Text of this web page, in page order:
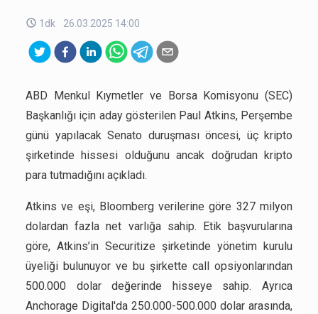
1dk 26.03.2025 14:00
ABD Menkul Kıymetler ve Borsa Komisyonu (SEC)
Başkanlığı için aday gösterilen Paul Atkins, Perşembe
günü yapılacak Senato duruşması öncesi, üç kripto
şirketinde hissesi olduğunu ancak doğrudan kripto
para tutmadığını açıkladı.
Atkins ve eşi, Bloomberg verilerine göre 327 milyon
dolardan fazla net varlığa sahip. Etik başvurularına
göre, Atkins’in Securitize şirketinde yönetim kurulu
üyeliği bulunuyor ve bu şirkette call opsiyonlarından
500.000 dolar değerinde hisseye sahip. Ayrıca
Anchorage Digital'da 250.000-500.000 dolar arasında,